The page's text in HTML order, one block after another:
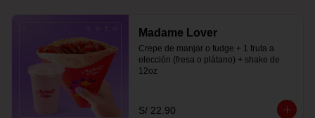
Madame Lover
Crepe de manjar o fudge + 1 fruta a
elección (fresa o plátano) + shake de
12oz
S/ 22.90